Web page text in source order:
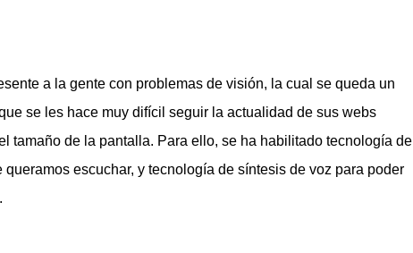
a la gente con problemas de visión, la cual se queda un
se les hace muy difícil seguir la actualidad de sus webs
tamaño de la pantalla. Para ello, se ha habilitado tecnología de
escuchar, y tecnología de síntesis de voz para poder